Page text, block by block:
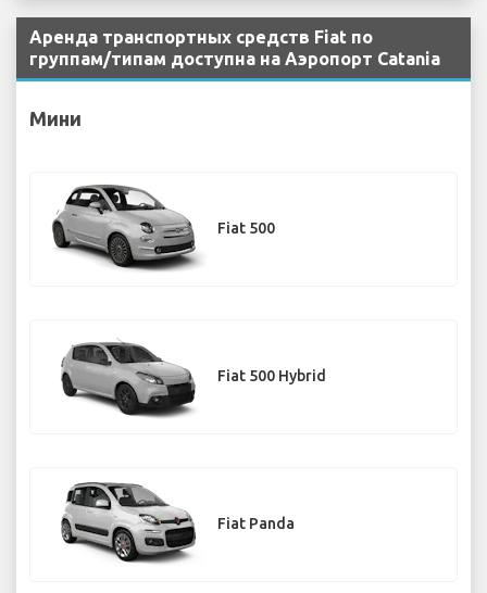
Аренда транспортных средств Fiat по
группам/типам доступна на Аэропорт Catania
Мини
Fiat 500
Fiat 500 Hybrid
Fiat Panda